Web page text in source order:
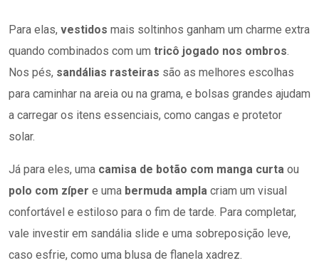
Para elas, vestidos mais soltinhos ganham um charme extra
quando combinados com um tricô jogado nos ombros.
Nos pés, sandálias rasteiras são as melhores escolhas
para caminhar na areia ou na grama, e bolsas grandes ajudam
a carregar os itens essenciais, como cangas e protetor
solar.
Já para eles, uma camisa de botão com manga curta ou
polo com zíper e uma bermuda ampla criam um visual
confortável e estiloso para o fim de tarde. Para completar,
vale investir em sandália slide e uma sobreposição leve,
caso esfrie, como uma blusa de flanela xadrez.